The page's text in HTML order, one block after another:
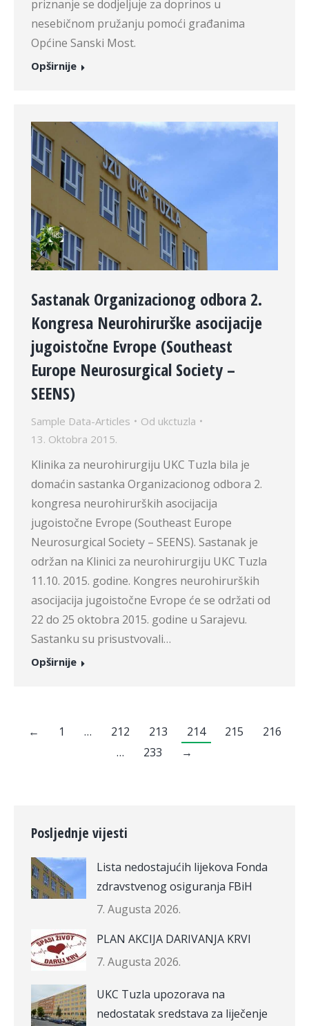
priznanje se dodjeljuje za doprinos u
nesebičnom pružanju pomoći građanima
Općine Sanski Most.
Opširnije
Sastanak Organizacionog odbora 2.
Kongresa Neurohirurške asocijacije
jugoistočne Evrope (Southeast
Europe Neurosurgical Society –
SEENS)
Sample Data-Articles Od ukctuzla
13. Oktobra 2015.
Klinika za neurohirurgiju UKC Tuzla bila je
domaćin sastanka Organizacionog odbora 2.
kongresa neurohirurških asocijacija
jugoistočne Evrope (Southeast Europe
Neurosurgical Society – SEENS). Sastanak je
održan na Klinici za neurohirurgiju UKC Tuzla
11.10. 2015. godine. Kongres neurohirurških
asocijacija jugoistočne Evrope će se održati od
22 do 25 oktobra 2015. godine u Sarajevu.
Sastanku su prisustvovali…
Opširnije
← 1 … 212 213 214 215
216
…
233 →
Posljednje vijesti
Lista nedostajućih lijekova Fonda
zdravstvenog osiguranja FBiH
7. Augusta 2026.
PLAN AKCIJA DARIVANJA KRVI
7. Augusta 2026.
UKC Tuzla upozorava na
nedostatak sredstava za liječenje